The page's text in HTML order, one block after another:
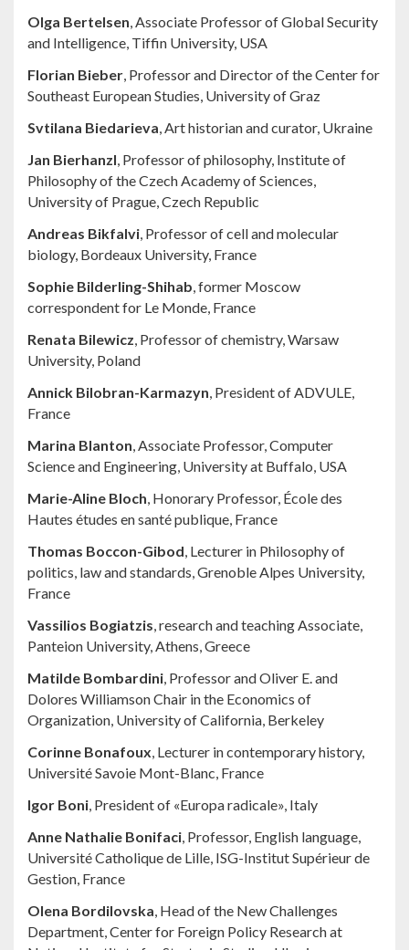
Olga Bertelsen, Associate Professor of Global Security
and Intelligence, Tiffin University, USA
Florian Bieber, Professor and Director of the Center for
Southeast European Studies, University of Graz
Svtilana Biedarieva, Art historian and curator, Ukraine
Jan Bierhanzl, Professor of philosophy, Institute of
Philosophy of the Czech Academy of Sciences,
University of Prague, Czech Republic
Andreas Bikfalvi, Professor of cell and molecular
biology, Bordeaux University, France
Sophie Bilderling-Shihab, former Moscow
correspondent for Le Monde, France
Renata Bilewicz, Professor of chemistry, Warsaw
University, Poland
Annick Bilobran-Karmazyn, President of ADVULE,
France
Marina Blanton, Associate Professor, Computer
Science and Engineering, University at Buffalo, USA
Marie-Aline Bloch, Honorary Professor, École des
Hautes études en santé publique, France
Thomas Boccon-Gibod, Lecturer in Philosophy of
politics, law and standards, Grenoble Alpes University,
France
Vassilios Bogiatzis, research and teaching Associate,
Panteion University, Athens, Greece
Matilde Bombardini, Professor and Oliver E. and
Dolores Williamson Chair in the Economics of
Organization, University of California, Berkeley
Corinne Bonafoux, Lecturer in contemporary history,
Université Savoie Mont-Blanc, France
Igor Boni, President of «Europa radicale», Italy
Anne Nathalie Bonifaci, Professor, English language,
Université Catholique de Lille, ISG-Institut Supérieur de
Gestion, France
Olena Bordilovska, Head of the New Challenges
Department, Center for Foreign Policy Research at